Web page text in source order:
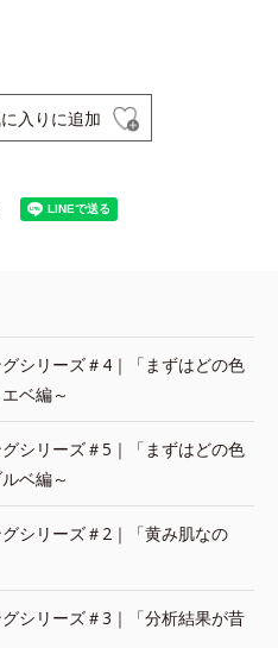
入りに追加
シリーズ＃4｜「まずはどの色
ベ編～
シリーズ＃5｜「まずはどの色
ベ編～
シリーズ＃2｜「黄み肌なの
シリーズ＃3｜「分析結果が昔